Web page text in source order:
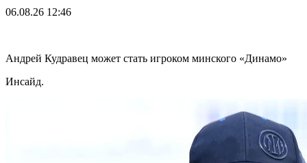
06.08.26 12:46
Андрей Кудравец может стать игроком минского «Динамо»
Инсайд.